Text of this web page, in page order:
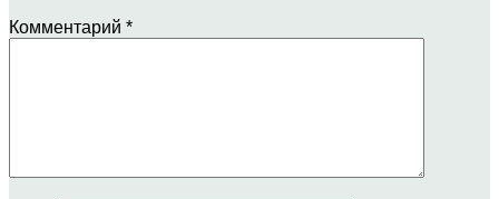
Комментарий *